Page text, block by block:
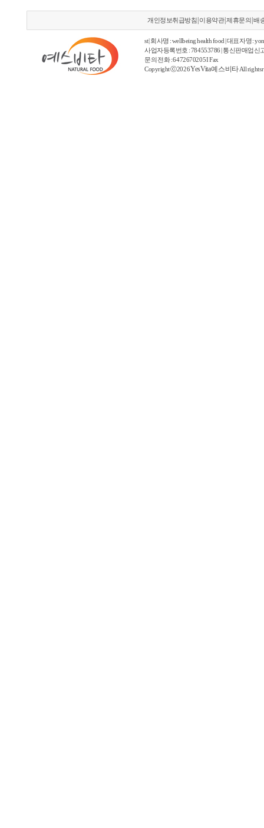
개인정보취급방침 이용약관|제휴문의 |배
st | 회사명 : wellbeing health food | 대표자명 :
사업자등록번호 : 784553786 | 통신판매업신
문의 전화 : 6472670205 I Fax
Copyright ⓒ2026YesVita 예스비타All rights